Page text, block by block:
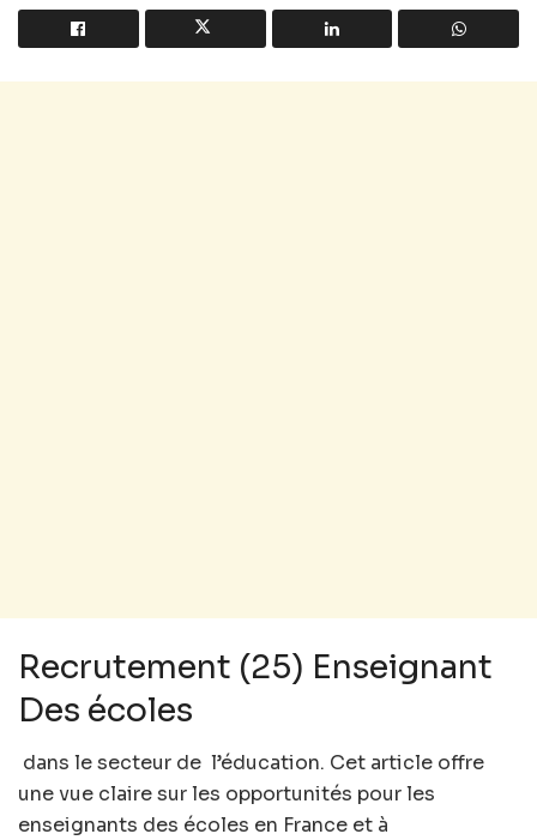
Recrutement (25) Enseignant
Des écoles
dans le secteur de l’éducation. Cet article offre
une vue claire sur les opportunités pour les
enseignants des écoles en France et à